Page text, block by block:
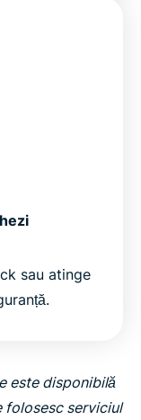
sau atinge
este disponibilă
folosesc serviciul